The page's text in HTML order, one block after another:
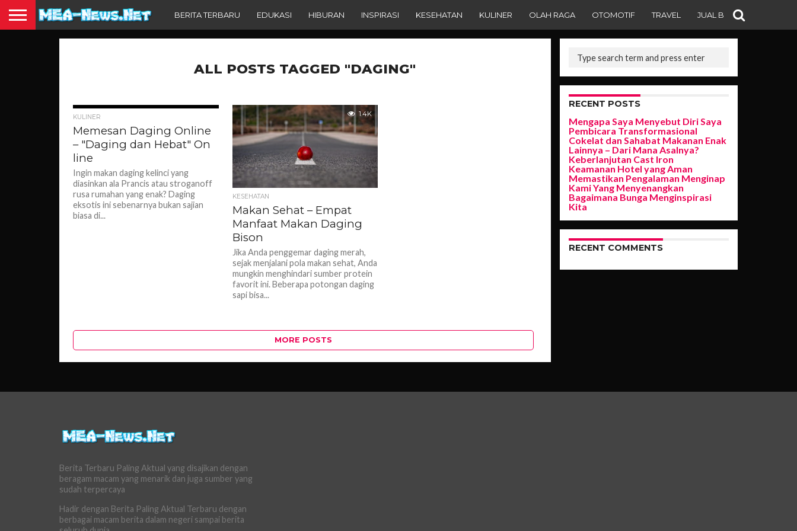
BERITA TERBARU EDUKASI HIBURAN INSPIRASI KESEHATAN KULINER OLAH RAGA OTOMOTIF TRAVEL JUAL BELI
ALL POSTS TAGGED "DAGING"
KULINER
Memesan Daging Online
– "Daging dan Hebat" On
line
Ingin makan daging kelinci yang
diasinkan ala Prancis atau stroganoff
rusa rumahan yang enak? Daging
eksotis ini sebenarnya bukan sajian
biasa di...
1.4K
KESEHATAN
Makan Sehat – Empat
Manfaat Makan Daging
Bison
Jika Anda penggemar daging merah,
sejak menjalani pola makan sehat, Anda
mungkin menghindari sumber protein
favorit ini. Beberapa potongan daging
sapi bisa...
MORE POSTS
RECENT POSTS
Mengapa Saya Menyebut Diri Saya
Pembicara Transformasional
Cokelat dan Sahabat Makanan Enak
Lainnya – Dari Mana Asalnya?
Keberlanjutan Cast Iron
Keamanan Hotel yang Aman
Memastikan Pengalaman Menginap
Kami Yang Menyenangkan
Bagaimana Bunga Menginspirasi
Kita
RECENT COMMENTS
Berita Terbaru Paling Aktual yang disajikan dengan
beragam macam yang menarik dan juga sumber yang
sudah terpercaya
Hadir dengan Berita Paling Aktual Terbaru dengan
berbagai macam berita dalam negeri sampai berita